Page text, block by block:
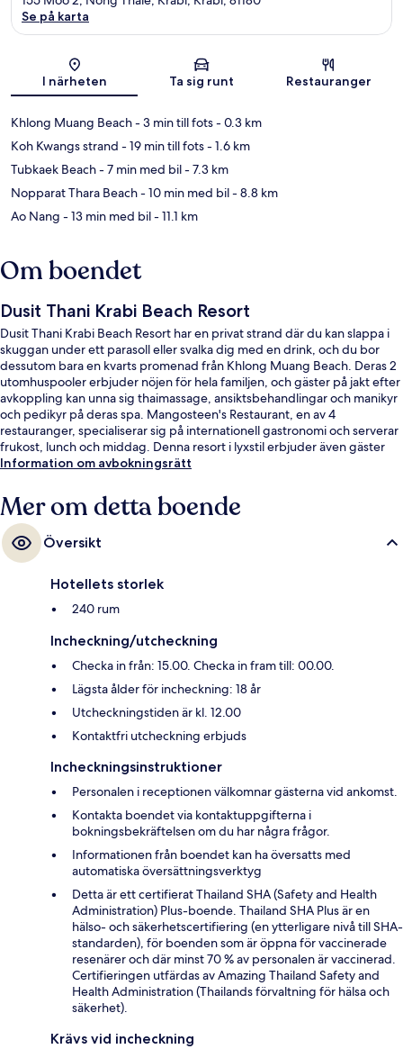
Karta
Se på karta
I närheten Ta sig runt Restauranger
Khlong Muang Beach- 3 min till fots- 0.3 km
Koh Kwangs strand - 19 min till fots- 1.6 km
Tubkaek Beach- 7 min med bil- 7.3 km
Nopparat Thara Beach- 10 min med bil- 8.8 km
Ao Nang - 13 min med bil- 11.1 km
Om boendet
Dusit Thani Krabi Beach Resort
Dusit Thani Krabi Beach Resort har en privat strand där du kan slappa i
skuggan under ett parasoll eller svalka dig med en drink, och du bor
dessutom bara en kvarts promenad från Khlong Muang Beach. Deras 2
utomhuspooler erbjuder nöjen för hela familjen, och gäster på jakt efter
avkoppling kan unna sig thaimassage, ansiktsbehandlingar och manikyr
och pedikyr på deras spa. Mangosteen's Restaurant, en av 4
restauranger, specialiserar sig på internationell gastronomi och serverar
frukost, lunch och middag. Denna resort i lyxstil erbjuder även gäster
tillgång till 3 barer/lounger, en bar vid poolen och ett fitnesscenter.
Information om avbokningsrätt
Mer om detta boende
Översikt
Hotellets storlek
240 rum
Incheckning/utcheckning
Checka in från: 15.00. Checka in fram till: 00.00.
Lägsta ålder för incheckning: 18 år
Utcheckningstiden är kl. 12.00
Kontaktfri utcheckning erbjuds
Incheckningsinstruktioner
Personalen i receptionen välkomnar gästerna vid ankomst.
Kontakta boendet via kontaktuppgifterna i
bokningsbekräftelsen om du har några frågor.
Informationen från boendet kan ha översatts med
automatiska översättningsverktyg
Detta är ett certifierat Thailand SHA (Safety and Health
Administration) Plus-boende. Thailand SHA Plus är en
hälso- och säkerhetscertifiering (en ytterligare nivå till SHA-
standarden), för boenden som är öppna för vaccinerade
resenärer och där minst 70 % av personalen är vaccinerad.
Certifieringen utfärdas av Amazing Thailand Safety and
Health Administration (Thailands förvaltning för hälsa och
säkerhet).
Krävs vid incheckning